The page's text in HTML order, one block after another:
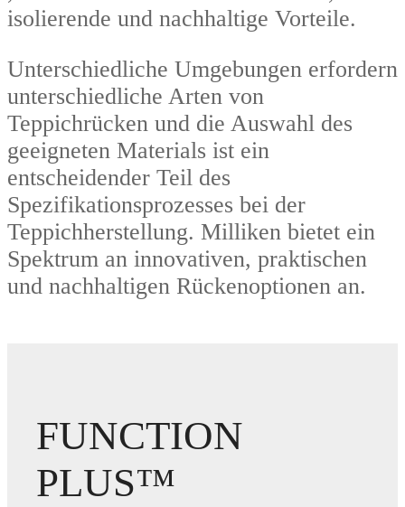
isolierende und nachhaltige Vorteile.
Unterschiedliche Umgebungen erfordern
unterschiedliche Arten von
Teppichrücken und die Auswahl des
geeigneten Materials ist ein
entscheidender Teil des
Spezifikationsprozesses bei der
Teppichherstellung. Milliken bietet ein
Spektrum an innovativen, praktischen
und nachhaltigen Rückenoptionen an.
FUNCTION
PLUS™